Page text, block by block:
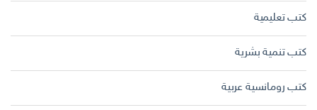
كتب تعليمية
كتب تنمية بشرية
كتب رومانسية عربية